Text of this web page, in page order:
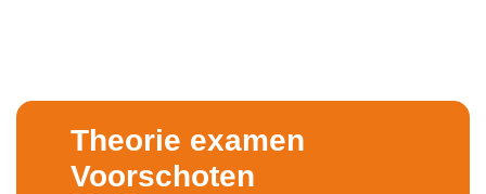
Theorie examen
Voorschoten